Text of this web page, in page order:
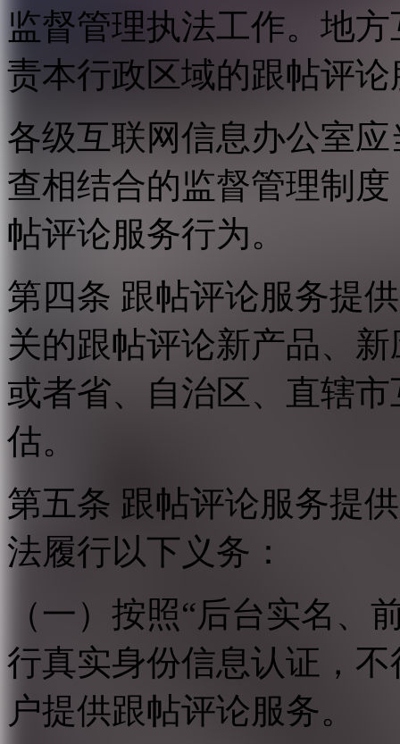
监督管理执法工作。地
责本行政区域的跟帖评
各级互联网信息办公室
查相结合的监督管理制
帖评论服务行为。
第四条 跟帖评论服务提
关的跟帖评论新产品、
或者省、自治区、直辖
估。
第五条 跟帖评论服务提
法履行以下义务：
（一）按照“后台实名、
行真实身份信息认证，
户提供跟帖评论服务。